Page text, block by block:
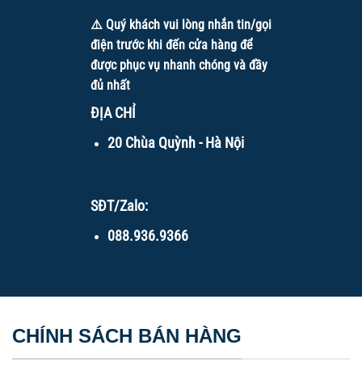
⚠️ Quý khách vui lòng nhắn tin/gọi
điện trước khi đến cửa hàng để
được phục vụ nhanh chóng và đầy
đủ nhất
ĐỊA CHỈ
20 Chùa Quỳnh - Hà Nội
SĐT/Zalo:
088.936.9366
CHÍNH SÁCH BÁN HÀNG